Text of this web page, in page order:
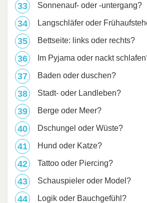
Sonnenauf- oder -untergang?
Langschläfer oder
Bettseite: links oder rechts?
Im Pyjama oder nackt
Baden oder duschen?
Stadt- oder Landleben?
Berge oder Meer?
Dschungel oder Wüste?
Hund oder Katze?
Tattoo oder Piercing?
Schauspieler oder Model?
Logik oder Bauchgefühl?